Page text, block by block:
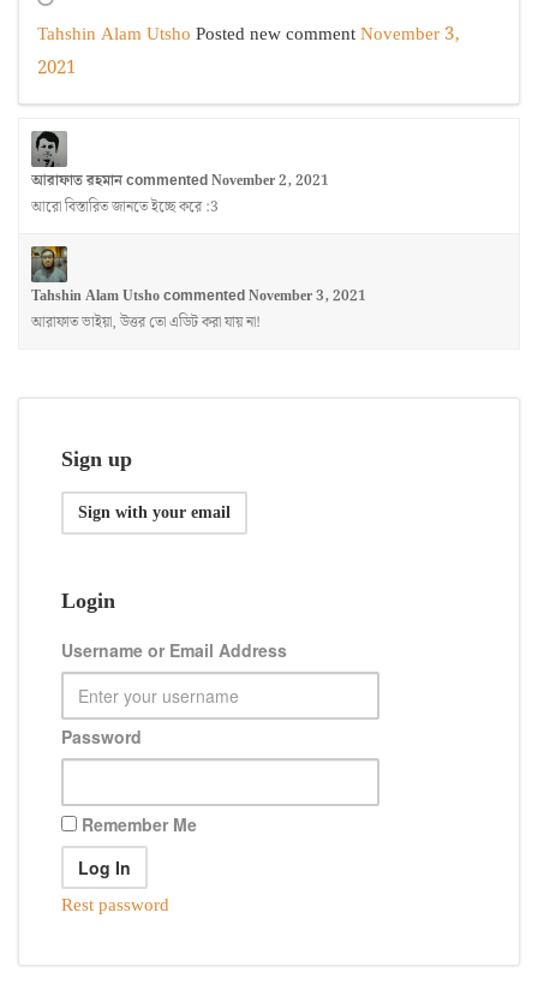
Tahshin Alam Utsho Posted new commentNovember 3,
2021
আরাফাত রহমান commented November 2, 2021
আরো বিস্তারিত জানতে ইচ্ছে করে :3
Tahshin Alam Utsho commented November 3, 2021
আরাফাত ভাইয়া, উত্তর তো এডিট করা যায় না!
Sign up
Sign with your email
Login
Username or Email Address
Password
Remember Me
Rest password